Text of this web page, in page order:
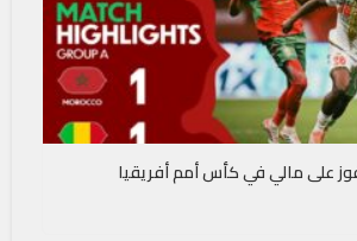
على مالي في كأس أمم أفريقيا